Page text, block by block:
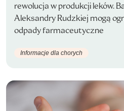
rewolucja w produkcji leków.
Aleksandry Rudzkiej mogą
odpady farmaceutyczne
Informacje dla chorych